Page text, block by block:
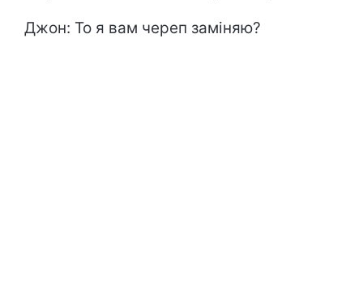
Джон: То я вам череп заміняю?